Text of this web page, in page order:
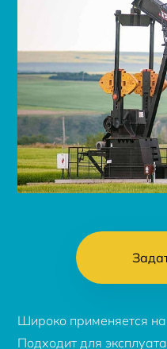
Широко применяется
Подходит для